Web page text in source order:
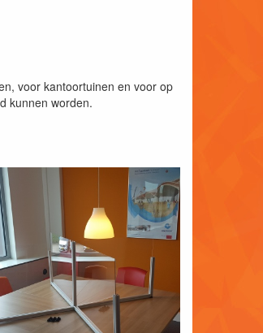
voor kantoortuinen en voor op
kunnen worden.